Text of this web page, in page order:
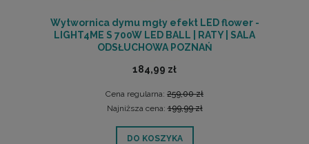
Wytwornica dymu mgły efekt LED flower -
LIGHT4ME S 700W LED BALL | RATY | SALA
ODSŁUCHOWA POZNAŃ
184,99 zł
Cena regularna: 259,00 zł
Najniższa cena:199,99 zł
DO KOSZYKA